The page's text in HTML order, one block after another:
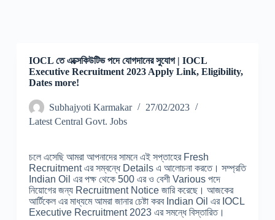
IOCL তে এক্সেকিউটিভ পদে যোগদানের সুযোগ | IOCL
Executive Recruitment 2023 Apply Link, Eligibility,
Dates more!
Subhajyoti Karmakar
27/02/2023
Latest Central Govt. Jobs
চলে এসেছি আমরা আপনাদের সামনে এই সপ্তাহের Fresh
Recruitment এর সম্বন্ধে Details এ আলোচনা করতে। সম্প্রতি
Indian Oil এর পক্ষ থেকে 500 এর ও বেশী Various পদে
নিয়োগের জন্য Recruitment Notice জারি করেছে। আজকের
আর্টিকেল এর মাধ্যমে আমরা জানার চেষ্টা করব Indian Oil এর IOCL
Executive Recruitment 2023 এর সমন্ধে বিস্তারিত।